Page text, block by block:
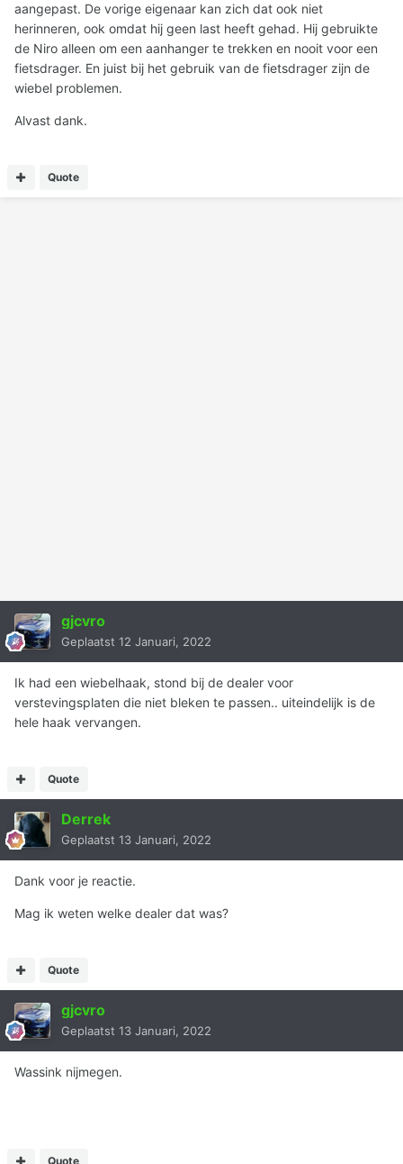
aangepast. De vorige eigenaar kan zich dat ook niet
herinneren, ook omdat hij geen last heeft gehad. Hij gebruikte
de Niro alleen om een aanhanger te trekken en nooit voor een
fietsdrager. En juist bij het gebruik van de fietsdrager zijn de
wiebel problemen.
Alvast dank.
Quote
gjcvro
Geplaatst 12 Januari, 2022
Ik had een wiebelhaak, stond bij de dealer voor
verstevingsplaten die niet bleken te passen.. uiteindelijk is de
hele haak vervangen.
Quote
Derrek
Geplaatst 13 Januari, 2022
Dank voor je reactie.
Mag ik weten welke dealer dat was?
Quote
gjcvro
Geplaatst 13 Januari, 2022
Wassink nijmegen.
Quote